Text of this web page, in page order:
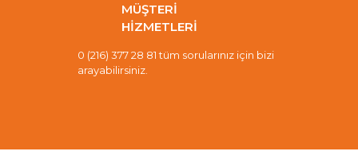
MÜŞTERİ
HİZMETLERİ
0 (216) 377 28 81 tüm sorularınız için bizi
arayabilirsiniz.